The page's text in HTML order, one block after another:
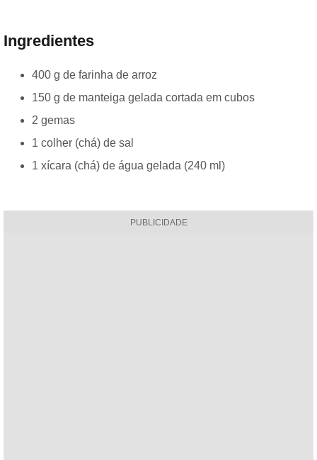
Ingredientes
400 g de farinha de arroz
150 g de manteiga gelada cortada em cubos
2 gemas
1 colher (chá) de sal
1 xícara (chá) de água gelada (240 ml)
PUBLICIDADE